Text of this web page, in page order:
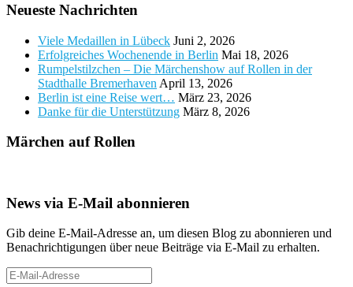
Neueste Nachrichten
Viele Medaillen in Lübeck Juni 2, 2026
Erfolgreiches Wochenende in Berlin Mai 18, 2026
Rumpelstilzchen – Die Märchenshow auf Rollen in der
Stadthalle Bremerhaven April 13, 2026
Berlin ist eine Reise wert… März 23, 2026
Danke für die Unterstützung März 8, 2026
Märchen auf Rollen
News via E-Mail abonnieren
Gib deine E-Mail-Adresse an, um diesen Blog zu abonnieren und
Benachrichtigungen über neue Beiträge via E-Mail zu erhalten.
E-